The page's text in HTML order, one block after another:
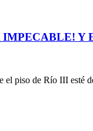
Y
piso de Río III esté